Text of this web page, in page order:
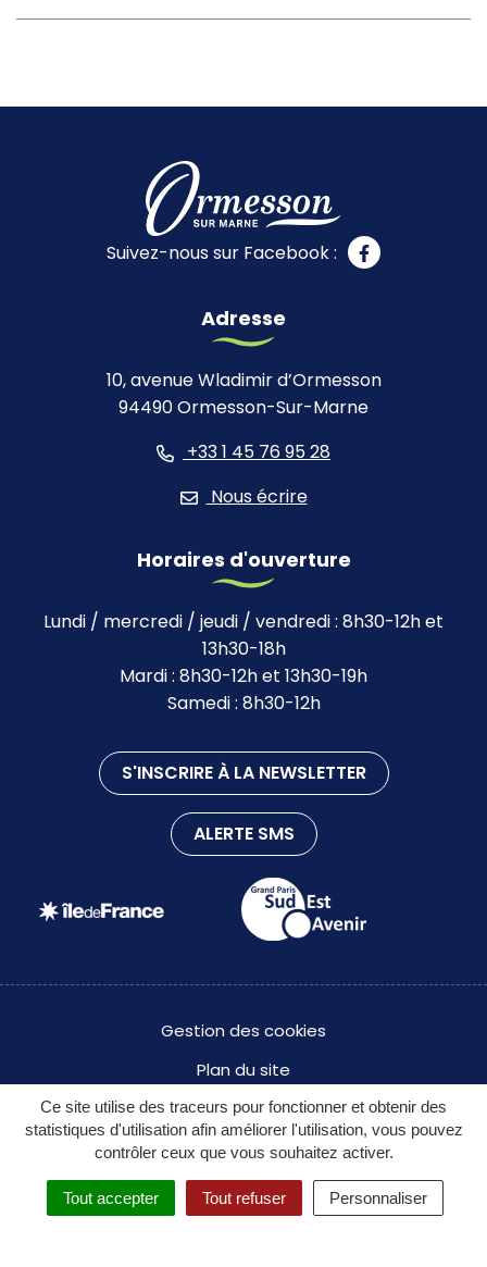
Ce site utilise des traceurs pour fonctionner et obtenir des
statistiques d'utilisation afin améliorer l'utilisation, vous pouvez
contrôler ceux que vous souhaitez activer.
Tout accepter Tout refuser Personnaliser
Suivez-nous sur Facebook :
Adresse
10, avenue Wladimir d’Ormesson
94490 Ormesson-Sur-Marne
+33 1 45 76 95 28
Nous écrire
Horaires d'ouverture
Lundi / mercredi / jeudi / vendredi : 8h30-12h et
13h30-18h
Mardi : 8h30-12h et 13h30-19h
Samedi : 8h30-12h
S'INSCRIRE À LA NEWSLETTER
ALERTE SMS
Gestion des cookies
Plan du site
Mentions légales
Politique de confidentialité des données à caractère
Accessibilité : partiellement conforme